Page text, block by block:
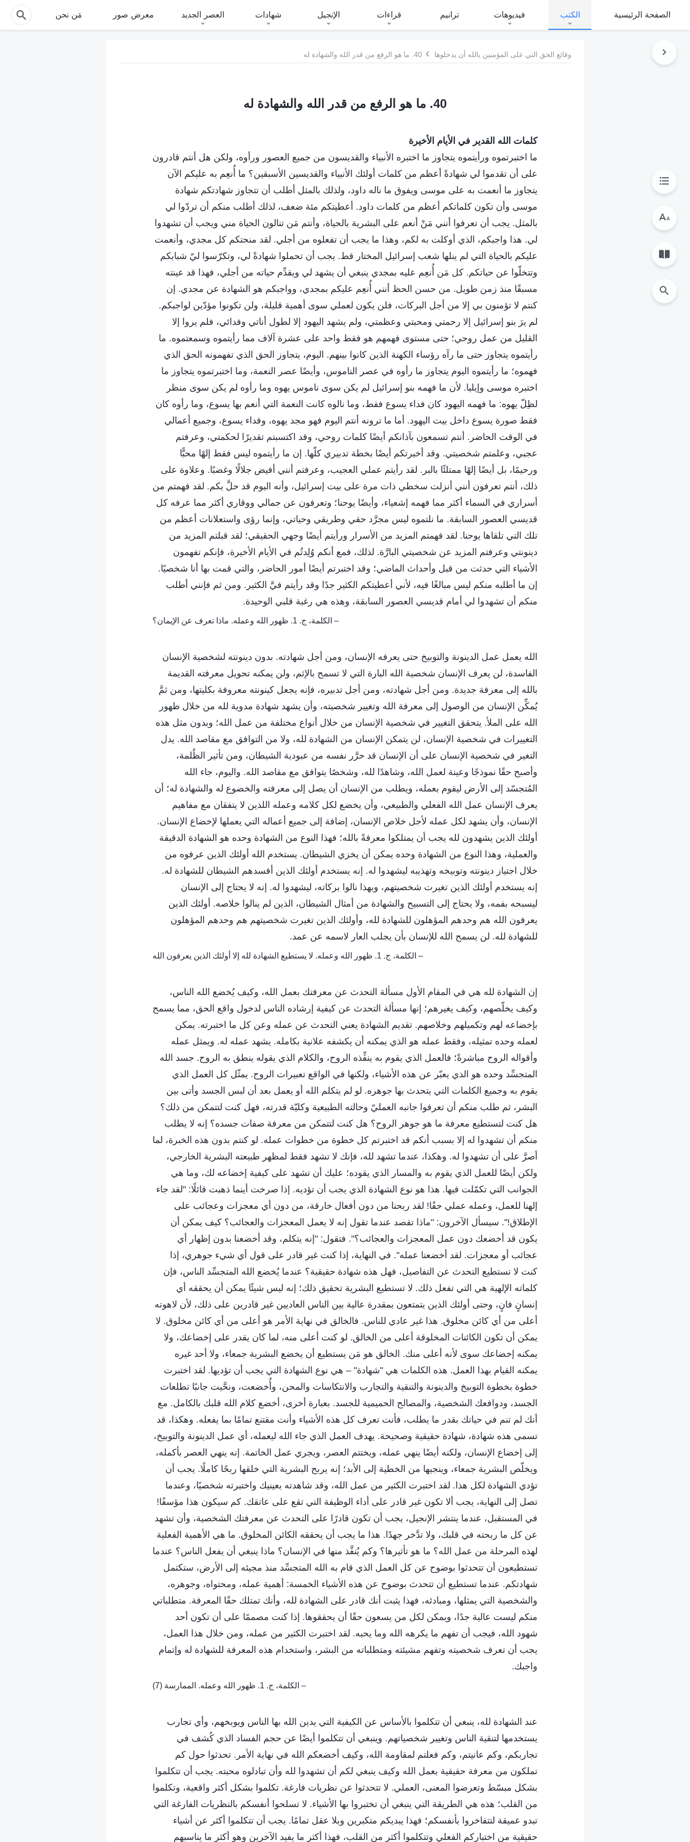
الصفحة الرئيسية الكتب فيديوهات ترانيم قراءات الإنجيل شهادات العصر الجديد معرض صور مَن نحن
وقائع الحق التي على المؤمنين بالله أن يدخلوها 40. ما هو الرفع من قدر الله والشهادة له
40. ما هو الرفع من قدر الله والشهادة له
كلمات الله القدير في الأيام الأخيرة
ما اختبرتموه ورأيتموه يتجاوز ما اختبره الأنبياء والقديسون من جميع العصور ورأوه، ولكن هل أنتم قادرون
على أن تقدموا لي شهادةً أعظم من كلمات أولئك الأنبياء والقديسين الأسبقين؟ ما أُنعِم به عليكم الآن
يتجاوز ما أنعمت به على موسى ويفوق ما ناله داود، ولذلك بالمثل أطلب أن تتجاوز شهادتكم شهادة
موسى وأن تكون كلماتكم أعظم من كلمات داود. أعطيتكم مئة ضعف، لذلك أطلب منكم أن تردّوا لي
بالمثل. يجب أن تعرفوا أنني مَنْ أنعم على البشرية بالحياة، وأنتم مَن تنالون الحياة مني ويجب أن تشهدوا
لي. هذا واجبكم، الذي أوكلت به لكم، وهذا ما يجب أن تفعلوه من أجلي. لقد منحتكم كل مجدي، وأنعمت
عليكم بالحياة التي لم ينلها شعب إسرائيل المختار قط. يجب أن تحملوا شهادةً لي، وتكرّسوا ليّ شبابكم
وتتخلّوا عن حياتكم. كل مَن أُنعِم عليه بمجدي ينبغي أن يشهد لي ويقدِّم حياته من أجلي، فهذا قد عينته
مسبقًا منذ زمن طويل. من حسن الحظ أنني أُنعِم عليكم بمجدي، وواجبكم هو الشهادة عن مجدي. إن
كنتم لا تؤمنون بي إلا من أجل البركات، فلن يكون لعملي سوى أهمية قليلة، ولن تكونوا مؤدّين لواجبكم.
لم يرَ بنو إسرائيل إلا رحمتي ومحبتي وعظمتي، ولم يشهد اليهود إلا لطول أناتي وفدائي، فلم يروا إلا
القليل من عمل روحي؛ حتى مستوى فهمهم هو فقط واحد على عشرة آلاف مما رأيتموه وسمعتموه. ما
رأيتموه يتجاوز حتى ما رآه رؤساء الكهنة الذين كانوا بينهم. اليوم، يتجاوز الحق الذي تفهمونه الحق الذي
فهموه؛ ما رأيتموه اليوم يتجاوز ما رأوه في عصر الناموس، وأيضًا عصر النعمة، وما اختبرتموه يتجاوز ما
اختبره موسى وإيليا. لأن ما فهمه بنو إسرائيل لم يكن سوى ناموس يهوه وما رأوه لم يكن سوى منظر
لظِلّ يهوه: ما فهمه اليهود كان فداء يسوع فقط، وما نالوه كانت النعمة التي أنعم بها يسوع، وما رأوه كان
فقط صورة يسوع داخل بيت اليهود. أما ما ترونه أنتم اليوم فهو مجد يهوه، وفداء يسوع، وجميع أعمالي
في الوقت الحاضر. أنتم تسمعون بآذانكم أيضًا كلمات روحي، وقد اكتسبتم تقديرًا لحكمتي، وعرفتم
عجبي، وعلمتم شخصيتي. وقد أخبرتكم أيضًا بخطة تدبيري كلّها. إن ما رأيتموه ليس فقط إلهًا محبًّا
ورحيمًا، بل أيضًا إلهًا ممتلئًا بالبر. لقد رأيتم عملي العجيب، وعرفتم أنني أفيض جلالًا وغضبًا. وعلاوة على
ذلك، أنتم تعرفون أنني أنزلت سخطي ذات مرة على بيت إسرائيل، وأنه اليوم قد حلَّ بكم. لقد فهمتم من
أسراري في السماء أكثر مما فهمه إشعياء، وأيضًا يوحنا؛ وتعرفون عن جمالي ووقاري أكثر مما عرفه كل
قديسي العصور السابقة. ما نلتموه ليس مجرَّد حقي وطريقي وحياتي، وإنما رؤى واستعلانات أعظم من
تلك التي تلقاها يوحنا. لقد فهمتم المزيد من الأسرار ورأيتم أيضًا وجهي الحقيقي؛ لقد قبلتم المزيد من
دينونتي وعرفتم المزيد عن شخصيتي البارَّة. لذلك، فمع أنكم وُلِدتُم في الأيام الأخيرة، فإنكم تفهمون
الأشياء التي حدثت من قبل وأحداث الماضي؛ وقد اختبرتم أيضًا أمور الحاضر، والتي قمت بها أنا شخصيًا.
إن ما أطلبه منكم ليس مبالغًا فيه، لأني أعطيتكم الكثير جدًا وقد رأيتم فيَّ الكثير. ومن ثم فإنني أطلب
منكم أن تشهدوا لي أمام قديسي العصور السابقة، وهذه هي رغبة قلبي الوحيدة.
– الكلمة، ج. 1. ظهور الله وعمله. ماذا تعرف عن الإيمان؟
الله يعمل عمل الدينونة والتوبيخ حتى يعرفه الإنسان، ومن أجل شهادته. بدون دينونته لشخصية الإنسان
الفاسدة، لن يعرف الإنسان شخصية الله البارة التي لا تسمح بالإثم، ولن يمكنه تحويل معرفته القديمة
بالله إلى معرفة جديدة. ومن أجل شهادته، ومن أجل تدبيره، فإنه يجعل كينونته معروفة بكليتها، ومن ثمَّ
يُمكِّن الإنسان من الوصول إلى معرفة الله وتغيير شخصيته، وأن يشهد شهادة مدوية لله من خلال ظهور
الله على الملأ. يتحقق التغيير في شخصية الإنسان من خلال أنواع مختلفة من عمل الله؛ وبدون مثل هذه
التغييرات في شخصية الإنسان، لن يتمكن الإنسان من الشهادة لله، ولا من التوافق مع مقاصد الله. يدل
التغير في شخصية الإنسان على أن الإنسان قد حرَّر نفسه من عبودية الشيطان، ومن تأثير الظُلمة،
وأصبح حقًا نموذجًا وعينة لعمل الله، وشاهدًا لله، وشخصًا يتوافق مع مقاصد الله. واليوم، جاء الله
المُتجسّد إلى الأرض ليقوم بعمله، ويطلب من الإنسان أن يصل إلى معرفته والخضوع له والشهادة له؛ أن
يعرف الإنسان عمل الله الفعلي والطبيعي، وأن يخضع لكل كلامه وعمله اللذين لا يتفقان مع مفاهيم
الإنسان، وأن يشهد لكل عمله لأجل خلاص الإنسان، إضافة إلى جميع أعماله التي يعملها لإخضاع الإنسان.
أولئك الذين يشهدون لله يجب أن يمتلكوا معرفةً بالله؛ فهذا النوع من الشهادة وحده هو الشهادة الدقيقة
والعملية، وهذا النوع من الشهادة وحده يمكن أن يخزي الشيطان. يستخدم الله أولئك الذين عرفوه من
خلال اجتياز دينونته وتوبيخه وتهذيبه ليشهدوا له. إنه يستخدم أولئك الذين أفسدهم الشيطان للشهادة له.
إنه يستخدم أولئك الذين تغيرت شخصيتهم، وبهذا نالوا بركاته، ليشهدوا له. إنه لا يحتاج إلى الإنسان
ليسبحه بفمه، ولا يحتاج إلى التسبيح والشهادة من أمثال الشيطان، الذين لم ينالوا خلاصه. أولئك الذين
يعرفون الله هم وحدهم المؤهلون للشهادة لله، وأولئك الذين تغيرت شخصيتهم هم وحدهم المؤهلون
للشهادة لله. لن يسمح الله للإنسان بأن يجلب العار لاسمه عن عمد.
– الكلمة، ج. 1. ظهور الله وعمله. لا يستطيع الشهادة لله إلا أولئك الذين يعرفون الله
إن الشهادة لله هي في المقام الأول مسألة التحدث عن معرفتك بعمل الله، وكيف يُخضع الله الناس،
وكيف يخلّصهم، وكيف يغيرهم؛ إنها مسألة التحدث عن كيفية إرشاده الناس لدخول واقع الحق، مما يسمح
بإخضاعه لهم وتكميلهم وخلاصهم. تقديم الشهادة يعني التحدث عن عمله وعن كل ما اختبرته. يمكن
لعمله وحده تمثيله، وفقط عمله هو الذي يمكنه أن يكشفه علانية بكامله. يشهد عمله له. ويمثل عمله
وأقواله الروح مباشرةً؛ فالعمل الذي يقوم به ينفِّذه الروح، والكلام الذي يقوله ينطق به الروح. جسد الله
المتجسِّد وحده هو الذي يعبّر عن هذه الأشياء، ولكنها في الواقع تعبيرات الروح. يمثّل كل العمل الذي
يقوم به وجميع الكلمات التي يتحدث بها جوهره. لو لم يتكلم الله أو يعمل بعد أن لبس الجسد وأتى بين
البشر، ثم طلب منكم أن تعرفوا جانبه العمليّ وحالته الطبيعية وكليّة قدرته، فهل كنت لتتمكن من ذلك؟
هل كنت لتستطيع معرفة ما هو جوهر الروح؟ هل كنت لتتمكن من معرفة صفات جسده؟ إنه لا يطلب
منكم أن تشهدوا له إلا بسبب أنكم قد اختبرتم كل خطوة من خطوات عمله. لو كنتم بدون هذه الخبرة، لما
أصرَّ على أن تشهدوا له. وهكذا، عندما تشهد لله، فإنك لا تشهد فقط لمظهر طبيعته البشرية الخارجي،
ولكن أيضًا للعمل الذي يقوم به والمسار الذي يقوده؛ عليك أن تشهد على كيفية إخضاعه لك، وما هي
الجوانب التي تكمّلت فيها. هذا هو نوع الشهادة الذي يجب أن تؤديه. إذا صرخت أينما ذهبت قائلًا: "لقد جاء
إلهنا للعمل، وعمله عملي حقًا! لقد ربحنا من دون أفعال خارقة، من دون أي معجزات وعجائب على
الإطلاق!". سيسأل الآخرون: "ماذا تقصد عندما تقول إنه لا يعمل المعجزات والعجائب؟ كيف يمكن أن
يكون قد أخضعك دون عمل المعجزات والعجائب؟". فتقول: "إنه يتكلم، وقد أخضعنا بدون إظهار أي
عجائب أو معجزات. لقد أخضعنا عمله". في النهاية، إذا كنت غير قادر على قول أي شيء جوهري، إذا
كنت لا تستطيع التحدث عن التفاصيل، فهل هذه شهادة حقيقية؟ عندما يُخضع الله المتجسِّد الناس، فإن
كلماته الإلهية هي التي تفعل ذلك. لا تستطيع البشرية تحقيق ذلك؛ إنه ليس شيئًا يمكن أن يحققه أي
إنسانٍ فانٍ، وحتى أولئك الذين يتمتعون بمقدرة عالية بين الناس العاديين غير قادرين على ذلك، لأن لاهوته
أعلى من أي كائن مخلوق. هذا غير عادي للناس. فالخالق في نهاية الأمر هو أعلى من أي كائن مخلوق. لا
يمكن أن تكون الكائنات المخلوقة أعلى من الخالق. لو كنت أعلى منه، لما كان يقدر على إخضاعك، ولا
يمكنه إخضاعك سوى لأنه أعلى منك. الخالق هو مَن يستطيع أن يخضع البشرية جمعاء، ولا أحد غيره
يمكنه القيام بهذا العمل. هذه الكلمات هي "شهادة" – هي نوع الشهادة التي يجب أن تؤديها. لقد اختبرت
خطوة بخطوة التوبيخ والدينونة والتنقية والتجارب والانتكاسات والمحن، وأُخضعت، ونحَّيت جانبًا تطلعات
الجسد، ودوافعك الشخصية، والمصالح الحميمية للجسد. بعبارة أخرى، أخضع كلام الله قلبك بالكامل. مع
أنك لم تنم في حياتك بقدر ما يطلب، فأنت تعرف كل هذه الأشياء وأنت مقتنع تمامًا بما يفعله. وهكذا، قد
تسمى هذه شهادة، شهادة حقيقية وصحيحة. يهدف العمل الذي جاء الله ليعمله، أي عمل الدينونة والتوبيخ،
إلى إخضاع الإنسان، ولكنه أيضًا ينهي عمله، ويختتم العصر، ويجري عمل الخاتمة. إنه ينهي العصر بأكمله،
ويخلّص البشرية جمعاء، وينجيها من الخطية إلى الأبد؛ إنه يربح البشرية التي خلقها ربحًا كاملًا. يجب أن
تؤدي الشهادة لكل هذا. لقد اختبرت الكثير من عمل الله، وقد شاهدته بعينيك واختبرته شخصيًا، وعندما
تصل إلى النهاية، يجب ألا تكون غير قادر على أداء الوظيفة التي تقع على عاتقك. كم سيكون هذا مؤسفًا!
في المستقبل، عندما ينتشر الإنجيل، يجب أن تكون قادرًا على التحدث عن معرفتك الشخصية، وأن تشهد
عن كل ما ربحته في قلبك، ولا تدَّخر جهدًا. هذا ما يجب أن يحققه الكائن المخلوق. ما هي الأهمية الفعلية
لهذه المرحلة من عمل الله؟ ما هو تأثيرها؟ وكم يُنفَّذ منها في الإنسان؟ ماذا ينبغي أن يفعل الناس؟ عندما
تستطيعون أن تتحدثوا بوضوح عن كل العمل الذي قام به الله المتجسِّد منذ مجيئه إلى الأرض، ستكتمل
شهادتكم. عندما تستطيع أن تتحدث بوضوح عن هذه الأشياء الخمسة: أهمية عمله، ومحتواه، وجوهره،
والشخصية التي يمثلها، ومبادئه، فهذا يثبت أنك قادر على الشهادة لله، وأنك تمتلك حقًا المعرفة. متطلباتي
منكم ليست عالية جدًا، ويمكن لكل من يسعون حقًا أن يحققوها. إذا كنت مصممًا على أن تكون أحد
شهود الله، فيجب أن تفهم ما يكرهه الله وما يحبه. لقد اختبرت الكثير من عمله، ومن خلال هذا العمل،
يجب أن تعرف شخصيته وتفهم مشيئته ومتطلباته من البشر، واستخدام هذه المعرفة للشهادة له وإتمام
واجبك.
– الكلمة، ج. 1. ظهور الله وعمله. الممارسة (7)
عند الشهادة لله، ينبغي أن تتكلموا بالأساس عن الكيفية التي يدين الله بها الناس ويوبخهم، وأي تجارب
يستخدمها لتنقية الناس وتغيير شخصياتهم. وينبغي أن تتكلموا أيضًا عن حجم الفساد الذي كُشف في
تجاربكم، وكم عانيتم، وكم فعلتم لمقاومة الله، وكيف أخضعكم الله في نهاية الأمر. تحدثوا حول كم
تملكون من معرفة حقيقية بعمل الله وكيف ينبغي لكم أن تشهدوا لله وأن تبادلوه محبته. يجب أن تتكلموا
بشكل مبسّط وتعرضوا المعنى، العملي. لا تتحدثوا عن نظريات فارغة. تكلموا بشكل أكثر واقعية، وتكلموا
من القلب؛ هذه هي الطريقة التي ينبغي أن تختبروا بها الأشياء. لا تسلحوا أنفسكم بالنظريات الفارغة التي
تبدو عميقة لتتفاخروا بأنفسكم؛ فهذا يبديكم متكبرين وبلا عقل تمامًا. يجب أن تتكلموا أكثر عن أشياء
حقيقية من اختباركم الفعلي وتتكلموا أكثر من القلب، فهذا أكثر ما يفيد الآخرين وهو أكثر ما يناسبهم